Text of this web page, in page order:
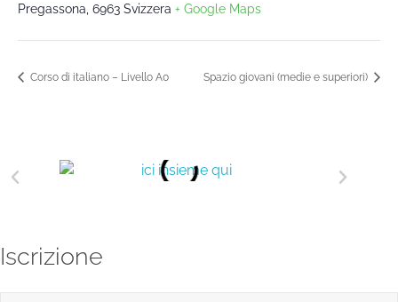
Pregassona 6963 Svizzera + Google Maps
Corso di italiano – Livello A0 Spazio giovani (medie e superiori)
Iscrizione